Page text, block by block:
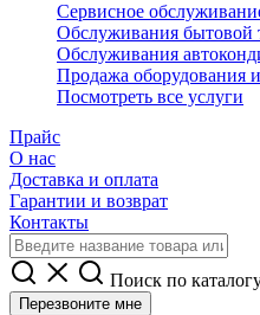
Сервисное
Обслуживания бытовой
Обслуживания
Продажа оборудования
Посмотреть все услуги
Прайс
О нас
Доставка и оплата
Гарантии и возврат
Контакты
Поиск по
Перезвоните мне